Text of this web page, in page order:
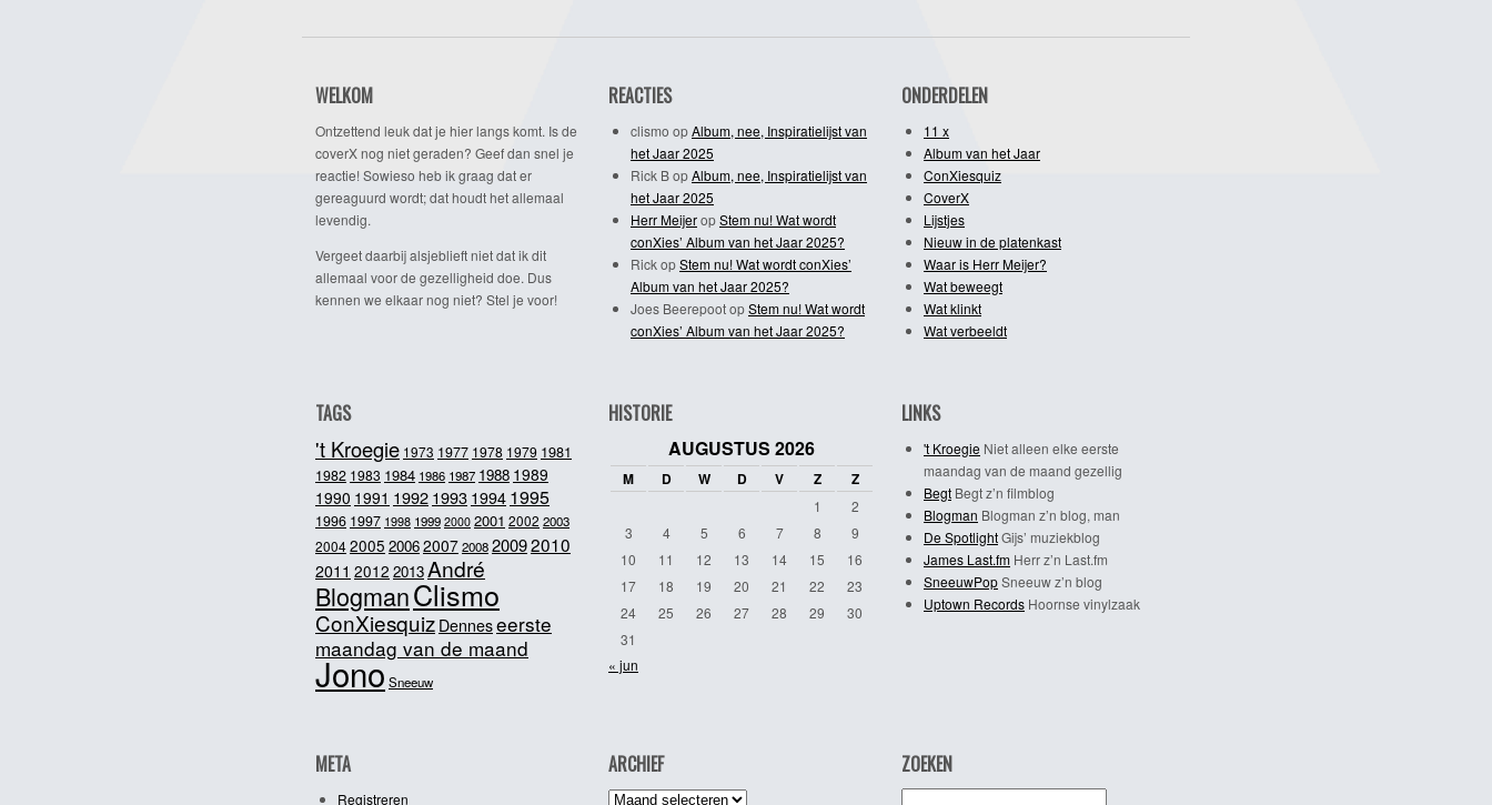
WELKOM
Ontzettend leuk dat je hier langs komt. Is de
coverX nog niet geraden? Geef dan snel je
reactie! Sowieso heb ik graag dat er
gereaguurd wordt; dat houdt het allemaal
levendig.
Vergeet daarbij alsjeblieft niet dat ik dit
allemaal voor de gezelligheid doe. Dus
kennen we elkaar nog niet? Stel je voor!
REACTIES
clismo opAlbum, nee, Inspiratielijst van
het Jaar 2025
Rick BopAlbum, nee, Inspiratielijst van
het Jaar 2025
Herr MeijeropStem nu! Wat wordt
conXies’ Album van het Jaar 2025?
RickopStem nu! Wat wordt conXies’
Album van het Jaar 2025?
Joes BeerepootopStem nu! Wat wordt
conXies’ Album van het Jaar 2025?
ONDERDELEN
11 x
Album van het Jaar
ConXiesquiz
CoverX
Lijstjes
Nieuw in de platenkast
Waar is Herr Meijer?
Wat beweegt
Wat klinkt
Wat verbeeldt
TAGS
't Kroegie 1973 1977 1978 1979 1981
1982 1983 1984 1986 1987 1988 1989
1990 1991 19921993 1994 1995
1996 1997 1998 1999 2000 2001 2002 2003
20042005 20062007200820092010
2011 2012 2013André
BlogmanClismo
ConXiesquiz Denneseerste
maandag van de maand
JonoSneeuw
HISTORIE
AUGUSTUS 2026
M D W D V Z Z
1
2
3
4 5 6 7 8
9
10
11 12 13 14 15
16
17
18 19 20 21 22
23
24
25 26 27 28 29
30
31
« jun
LINKS
't Kroegie Niet alleen elke eerste
maandag van de maand gezellig
Begt Begt z’n filmblog
Blogman Blogman z’n blog, man
De SpotlightGijs’ muziekblog
James Last.fm Herr z’n Last.fm
SneeuwPopSneeuw z’n blog
Uptown Records Hoornse vinylzaak
META
Registreren
ARCHIEF
Archief
ZOEKEN